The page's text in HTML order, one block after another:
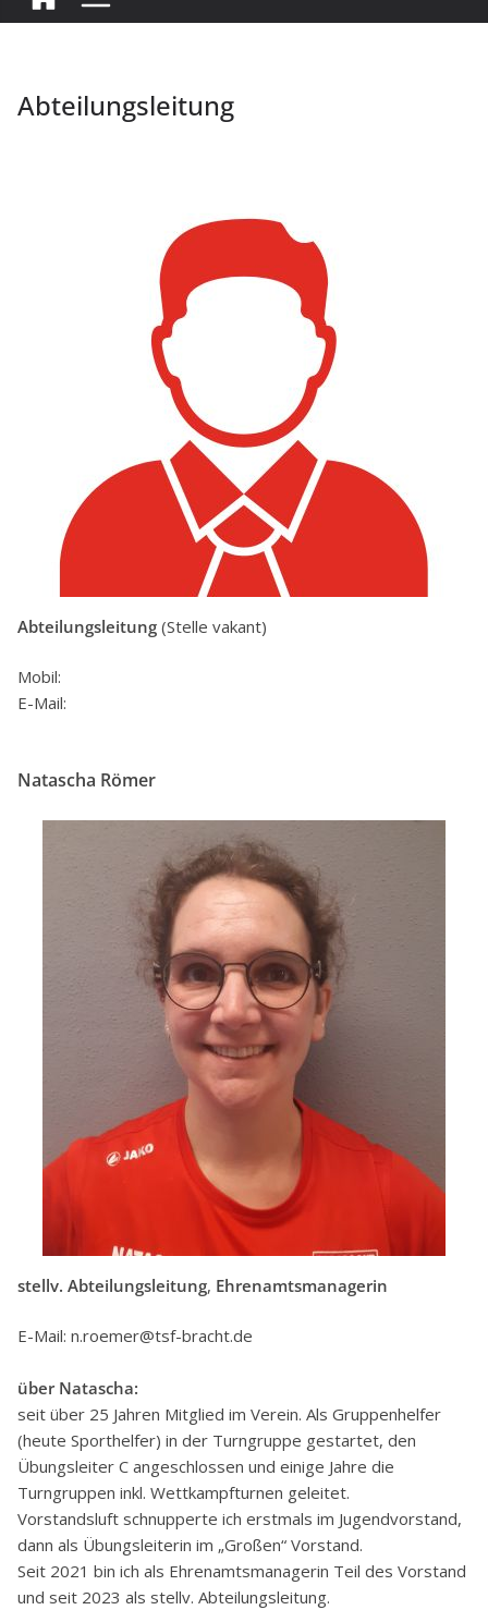
Abteilungsleitung
Abteilungsleitung (Stelle vakant)
Mobil:
E-Mail:
Natascha Römer
stellv. Abteilungsleitung, Ehrenamtsmanagerin
E-Mail: n.roemer@tsf-bracht.de
über Natascha:
seit über 25 Jahren Mitglied im Verein. Als Gruppenhelfer
(heute Sporthelfer) in der Turngruppe gestartet, den
Übungsleiter C angeschlossen und einige Jahre die
Turngruppen inkl. Wettkampfturnen geleitet.
Vorstandsluft schnupperte ich erstmals im Jugendvorstand,
dann als Übungsleiterin im „Großen“ Vorstand.
Seit 2021 bin ich als Ehrenamtsmanagerin Teil des Vorstand
und seit 2023 als stellv. Abteilungsleitung.